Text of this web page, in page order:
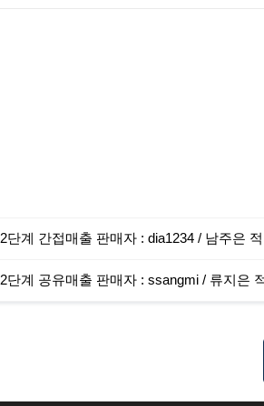
2단계 간접매출 판매자 : dia1234 / 남주은
2단계 공유매출 판매자 : ssangmi / 류지은